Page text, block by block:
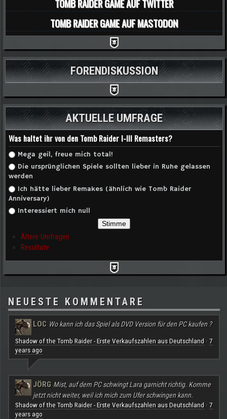
TOMB RAIDER GAME AUF TWITTER
TOMB RAIDER GAME AUF MASTODON
FORENDISKUSSION
AKTUELLE UMFRAGE
Was haltet ihr von den Tomb Raider I-III Remasters?
Auswahlmöglichkeiten
Mega geil, freue mich total!
Die ursprünglichen Spiele sollten lieber in Ruhe gelassen
werden
Ich hätte lieber Remakes (ähnlich wie Tomb Raider
Anniversary)
Interessiert mich null
Ältere Umfragen
Resultate
NEUESTE KOMMENTARE
LOC Wo kann ich das Spiel als DVD Version für den PC kaufen ?
Shadow of the Tomb Raider - Erste Verkaufszahlen aus Deutschland · 7
years ago
JÖRG Mist, auf dem PC schwingt Lara garnicht richtig. Komme
jetzt nicht weiter, weil ich mich zum Ufer schwingen kann.
Shadow of the Tomb Raider - Erste Verkaufszahlen aus Deutschland · 7
years ago